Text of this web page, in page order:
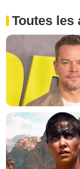
Toutes les